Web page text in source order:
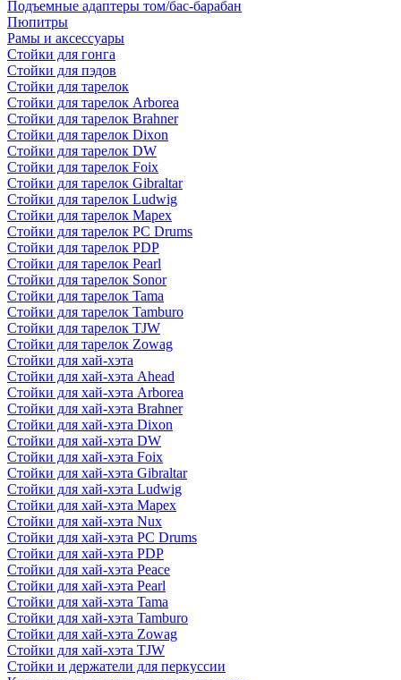
Подъемные адаптеры том/бас-барабан
Пюпитры
Рамы и аксессуары
Стойки для гонга
Стойки для пэдов
Стойки для тарелок
Стойки для тарелок Arborea
Стойки для тарелок Brahner
Стойки для тарелок Dixon
Стойки для тарелок DW
Стойки для тарелок Foix
Стойки для тарелок Gibraltar
Стойки для тарелок Ludwig
Стойки для тарелок Mapex
Стойки для тарелок PC Drums
Стойки для тарелок PDP
Стойки для тарелок Pearl
Стойки для тарелок Sonor
Стойки для тарелок Tama
Стойки для тарелок Tamburo
Стойки для тарелок TJW
Стойки для тарелок Zowag
Стойки для хай-хэта
Стойки для хай-хэта Ahead
Стойки для хай-хэта Arborea
Стойки для хай-хэта Brahner
Стойки для хай-хэта Dixon
Стойки для хай-хэта DW
Стойки для хай-хэта Foix
Стойки для хай-хэта Gibraltar
Стойки для хай-хэта Ludwig
Стойки для хай-хэта Mapex
Стойки для хай-хэта Nux
Стойки для хай-хэта PC Drums
Стойки для хай-хэта PDP
Стойки для хай-хэта Peace
Стойки для хай-хэта Pearl
Стойки для хай-хэта Tama
Стойки для хай-хэта Tamburo
Стойки для хай-хэта Zowag
Стойки для хай-хэта TJW
Стойки и держатели для перкуссии